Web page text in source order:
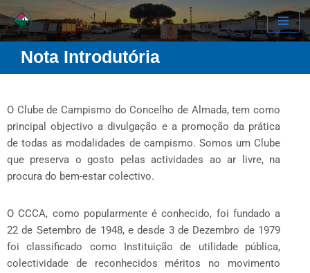
Avançar
para
Nota Introdutória
O Clube de Campismo do Concelho de Almada, tem como
principal objectivo a divulgação e a promoção da prática
de todas as modalidades de campismo. Somos um Clube
que preserva o gosto pelas actividades ao ar livre, na
procura do bem-estar colectivo.
O CCCA, como popularmente é conhecido, foi fundado a
22 de Setembro de 1948, e desde 3 de Dezembro de 1979
foi classificado como Instituição de utilidade pública,
colectividade de reconhecidos méritos no movimento